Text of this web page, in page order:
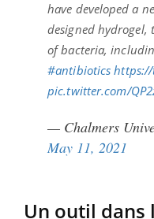
have developed a
designed hydrogel,
of bacteria,
#antibiotics https://
pic.twitter.com/
— Chalmers
May 11, 2021
Un outil